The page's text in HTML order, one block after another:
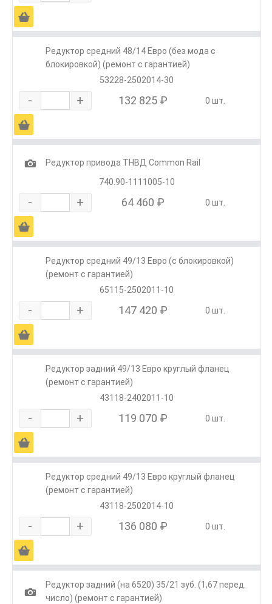
Ä
Редуктор средний 48/14 Евро (без мода с
блокировкой) (ремонт с гарантией)
53228-2502014-30
- + 132 825 ₽ 0 шт.
Ä
1
Редуктор привода ТНВД Common Rail
740.90-1111005-10
- + 64 460 ₽ 0 шт.
Ä
Редуктор средний 49/13 Евро (с блокировкой)
(ремонт с гарантией)
65115-2502011-10
- + 147 420 ₽ 0 шт.
Ä
Редуктор задний 49/13 Евро круглый фланец
(ремонт с гарантией)
43118-2402011-10
- + 119 070 ₽ 0 шт.
Ä
Редуктор средний 49/13 Евро круглый фланец
(ремонт с гарантией)
43118-2502014-10
- + 136 080 ₽ 0 шт.
Ä
1
Редуктор задний (на 6520) 35/21 зуб. (1,67 перед.
число) (ремонт с гарантией)